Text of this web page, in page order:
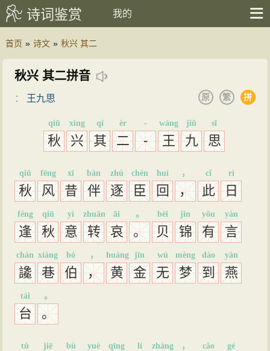
诗词鉴赏 我的
首页 » 诗文 » 秋兴 其二
秋兴 其二拼音
： 王九思 拼
繁
原
秋
qiū
兴
xìng
其
qí
二
èr
-
-
王
wáng
九
jiǔ
思
sī
秋
qiū
风
fēng
昔
xī
伴
bàn
逐
zhú
臣
chén
回
huí
，
，
此
cǐ
日
rì
逢
féng
秋
qiū
意
yì
转
zhuǎn
哀
āi
。
。
贝
bèi
锦
jǐn
有
yǒu
言
yán
䜛
chán
巷
xiàng
伯
bó
，
，
黄
huáng
金
jīn
无
wú
梦
mèng
到
dào
燕
yàn
台
tái
。
。
tǔ jiē bù yuè qīng lí zhàng ， cǎo gé